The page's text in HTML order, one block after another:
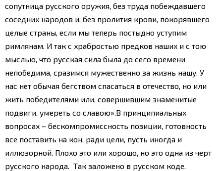
сопутница русского оружия, без труда побеждавшего
соседних народов и, без пролития крови, покорявшего
целые страны, если мы теперь постыдно уступим
римлянам. И так с храбростью предков наших и с тою
мыслью, что русская сила была до сего времени
непобедима, сразимся мужественно за жизнь нашу. У
нас нет обычая бегством спасаться в отечество, но или
жить победителями или, совершившим знаменитые
подвиги, умереть со славою». В принципиальных
вопросах – бескомпромиссность позиции, готовность
все поставить на кон, ради цели, пусть иногда и
иллюзорной. Плохо это или хорошо, но это одна из черт
русского народа. Так заложено в русском коде.